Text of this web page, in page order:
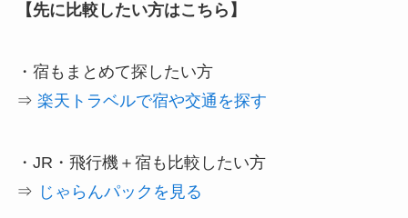
【先に比較したい方はこちら】
・宿もまとめて探したい方
⇒ 楽天トラベルで宿や交通を探す
・JR・飛行機＋宿も比較したい方
⇒ じゃらんパックを見る